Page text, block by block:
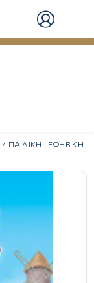
ΠΑΙΔΙΚΗ - ΕΦΗΒΙΚΗ